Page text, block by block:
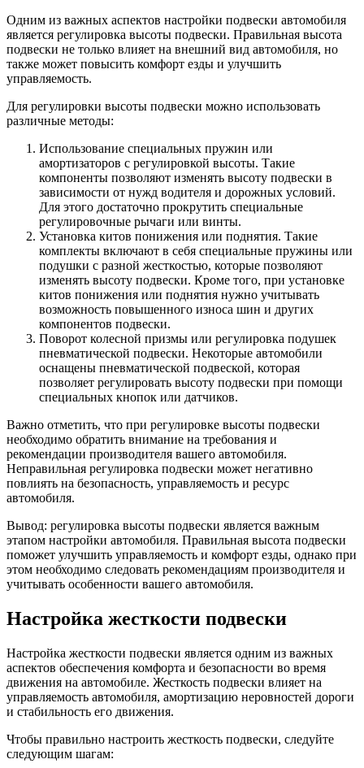
Одним из важных аспектов настройки подвески автомобиля
является регулировка высоты подвески. Правильная высота
подвески не только влияет на внешний вид автомобиля, но
также может повысить комфорт езды и улучшить
управляемость.
Для регулировки высоты подвески можно использовать
различные методы:
Использование специальных пружин или
амортизаторов с регулировкой высоты. Такие
компоненты позволяют изменять высоту подвески в
зависимости от нужд водителя и дорожных условий.
Для этого достаточно прокрутить специальные
регулировочные рычаги или винты.
Установка китов понижения или поднятия. Такие
комплекты включают в себя специальные пружины или
подушки с разной жесткостью, которые позволяют
изменять высоту подвески. Кроме того, при установке
китов понижения или поднятия нужно учитывать
возможность повышенного износа шин и других
компонентов подвески.
Поворот колесной призмы или регулировка подушек
пневматической подвески. Некоторые автомобили
оснащены пневматической подвеской, которая
позволяет регулировать высоту подвески при помощи
специальных кнопок или датчиков.
Важно отметить, что при регулировке высоты подвески
необходимо обратить внимание на требования и
рекомендации производителя вашего автомобиля.
Неправильная регулировка подвески может негативно
повлиять на безопасность, управляемость и ресурс
автомобиля.
Вывод: регулировка высоты подвески является важным
этапом настройки автомобиля. Правильная высота подвески
поможет улучшить управляемость и комфорт езды, однако при
этом необходимо следовать рекомендациям производителя и
учитывать особенности вашего автомобиля.
Настройка жесткости подвески
Настройка жесткости подвески является одним из важных
аспектов обеспечения комфорта и безопасности во время
движения на автомобиле. Жесткость подвески влияет на
управляемость автомобиля, амортизацию неровностей дороги
и стабильность его движения.
Чтобы правильно настроить жесткость подвески, следуйте
следующим шагам: